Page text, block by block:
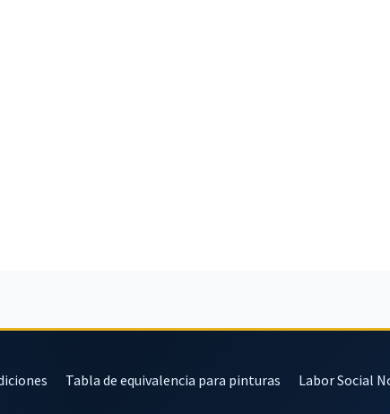
Tabla de equivalencia para pinturas Labor Social